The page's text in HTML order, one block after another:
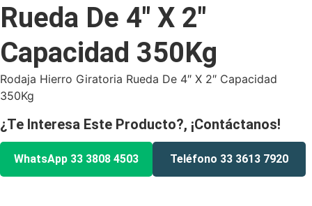
Rueda De 4″ X 2″
Capacidad 350Kg
Rodaja Hierro Giratoria Rueda De 4″ X 2″ Capacidad
350Kg
¿Te Interesa Este Producto?, ¡Contáctanos!
WhatsApp 33 3808 4503 Teléfono 33 3613 7920